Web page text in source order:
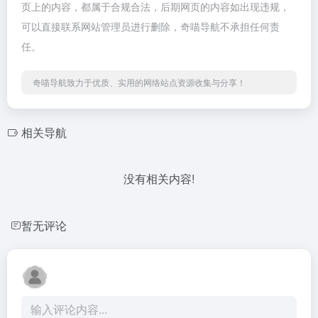
页上的内容，都属于合规合法，后期网页的内容如出现违规，
可以直接联系网站管理员进行删除，奇喵导航不承担任何责
任。
奇喵导航致力于优质、实用的网络站点资源收集与分享！
相关导航
没有相关内容!
暂无评论